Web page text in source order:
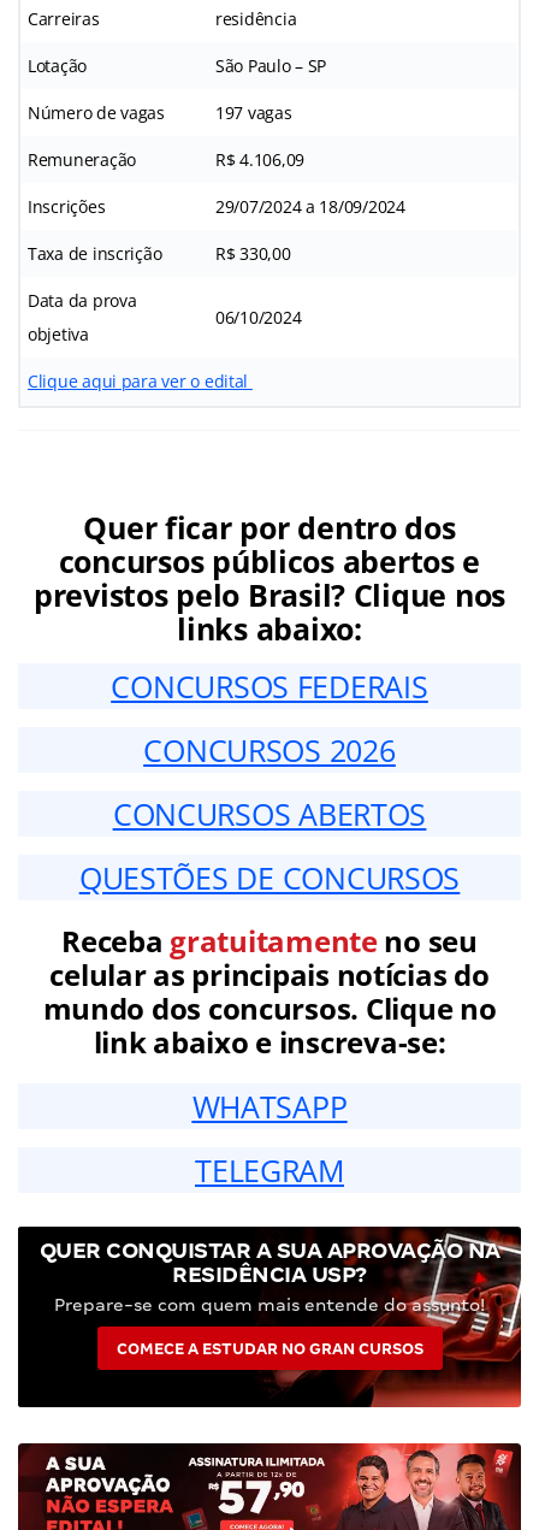
Carreiras residência
Lotação São Paulo – SP
Número de vagas 197 vagas
Remuneração R$ 4.106,09
Inscrições 29/07/2024 a 18/09/2024
Taxa de inscrição R$ 330,00
Data da prova
objetiva
06/10/2024
Clique aqui para ver o edital
Quer ficar por dentro dos
concursos públicos abertos e
previstos pelo Brasil? Clique nos
links abaixo:
CONCURSOS FEDERAIS
CONCURSOS 2026
CONCURSOS ABERTOS
QUESTÕES DE CONCURSOS
Receba gratuitamenteno seu
celular as principais notícias do
mundo dos concursos. Clique no
link abaixo e inscreva-se:
WHATSAPP
TELEGRAM
QUER CONQUISTAR A SUA APROVAÇÃO NA
RESIDÊNCIA USP?
Prepare-se com quem mais entende do assunto!
COMECE A ESTUDAR NO GRAN CURSOS